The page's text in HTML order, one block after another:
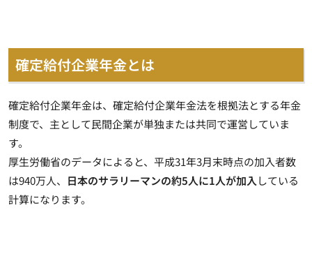
確定給付企業年金とは
確定給付企業年金は、 確定給付企業年金法を根拠法とする年金
制度で、主として民間企業が単独または共同で運営していま
す。
厚生労働省のデータによると、平成31年3月末時点の加入者数
は940万人、 日本のサラリーマンの約5人に1人が加入 している
計算になります。